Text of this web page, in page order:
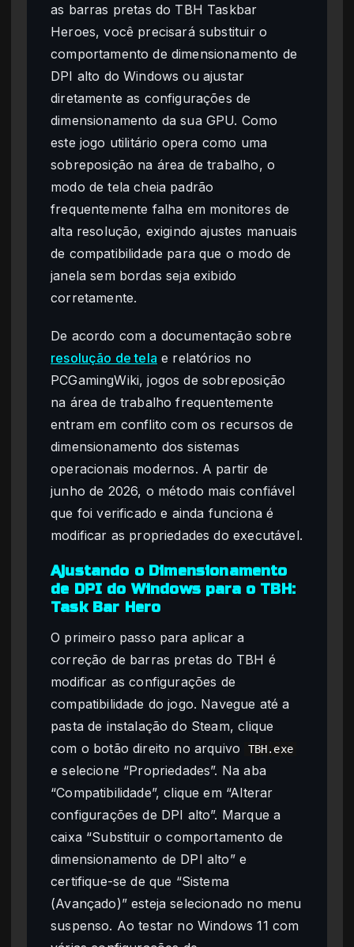
as barras pretas do TBH Taskbar
Heroes, você precisará substituir o
comportamento de dimensionamento de
DPI alto do Windows ou ajustar
diretamente as configurações de
dimensionamento da sua GPU. Como
este jogo utilitário opera como uma
sobreposição na área de trabalho, o
modo de tela cheia padrão
frequentemente falha em monitores de
alta resolução, exigindo ajustes manuais
de compatibilidade para que o modo de
janela sem bordas seja exibido
corretamente.
De acordo com a documentação sobre
resolução de tela e relatórios no
PCGamingWiki, jogos de sobreposição
na área de trabalho frequentemente
entram em conflito com os recursos de
dimensionamento dos sistemas
operacionais modernos. A partir de
junho de 2026, o método mais confiável
que foi verificado e ainda funciona é
modificar as propriedades do executável.
Ajustando o Dimensionamento
de DPI do Windows para o TBH:
Task Bar Hero
O primeiro passo para aplicar a
correção de barras pretas do TBH é
modificar as configurações de
compatibilidade do jogo. Navegue até a
pasta de instalação do Steam, clique
com o botão direito no arquivo
TBH.exe
e selecione “Propriedades”. Na aba
“Compatibilidade”, clique em “Alterar
configurações de DPI alto”. Marque a
caixa “Substituir o comportamento de
dimensionamento de DPI alto” e
certifique-se de que “Sistema
(Avançado)” esteja selecionado no menu
suspenso. Ao testar no Windows 11 com